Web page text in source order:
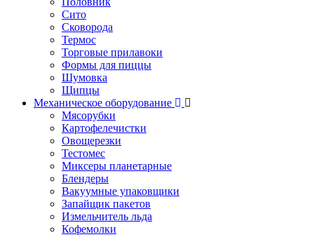
Сито
Сковорода
Термос
Торговые прилавоки
Формы для пиццы
Шумовка
Щипцы
Механическое оборудование
Мясорубки
Картофелечистки
Овощерезки
Тестомес
Миксеры планетарные
Блендеры
Вакуумные упаковщики
Запайщик пакетов
Измельчитель льда
Кофемолки